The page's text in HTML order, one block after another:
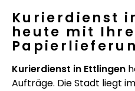
Kurierdienst
heute mit
Kurierdienst in Ettlingen
Aufträge. Die Stadt liegt